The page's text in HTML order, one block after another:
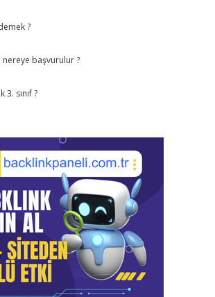
?
nereye başvurulur ?
sınıf ?